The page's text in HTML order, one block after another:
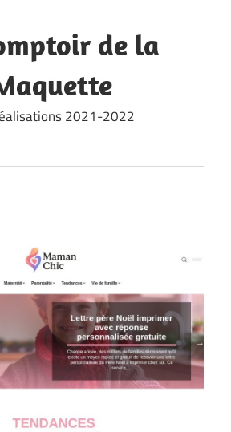
de la
2021-2022